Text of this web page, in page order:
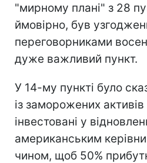
"мирному плані" з 28
ймовірно, був
переговорниками
дуже важливий пункт.
У 14-му пункті було
із заморожених
інвестовані у
американським
чином, щоб 50%